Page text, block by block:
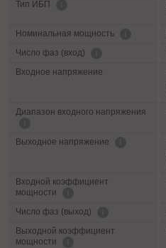
Тип ИБП
Номинальная мощность
Число фаз (вход)
Входное напряжение
Диапазон входного напряжения
Выходное напряжение
Входной коэффициент
мощности
Число фаз (выход)
Выходной коэффициент
мощности